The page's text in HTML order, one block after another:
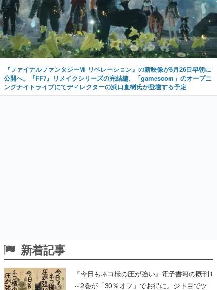
『ファイナルファンタジーⅦ リベレーション』の新映像が8月26日早朝に
公開へ。『FF7』リメイクシリーズの完結編、「gamescom」のオープニ
ングナイトライブにてディレクターの浜口直樹氏が登壇する予定
新着記事
『今日もネコ様の圧が強い』電子書籍の既刊1
～2巻が「30％オフ」でお得に。ジト目でツ